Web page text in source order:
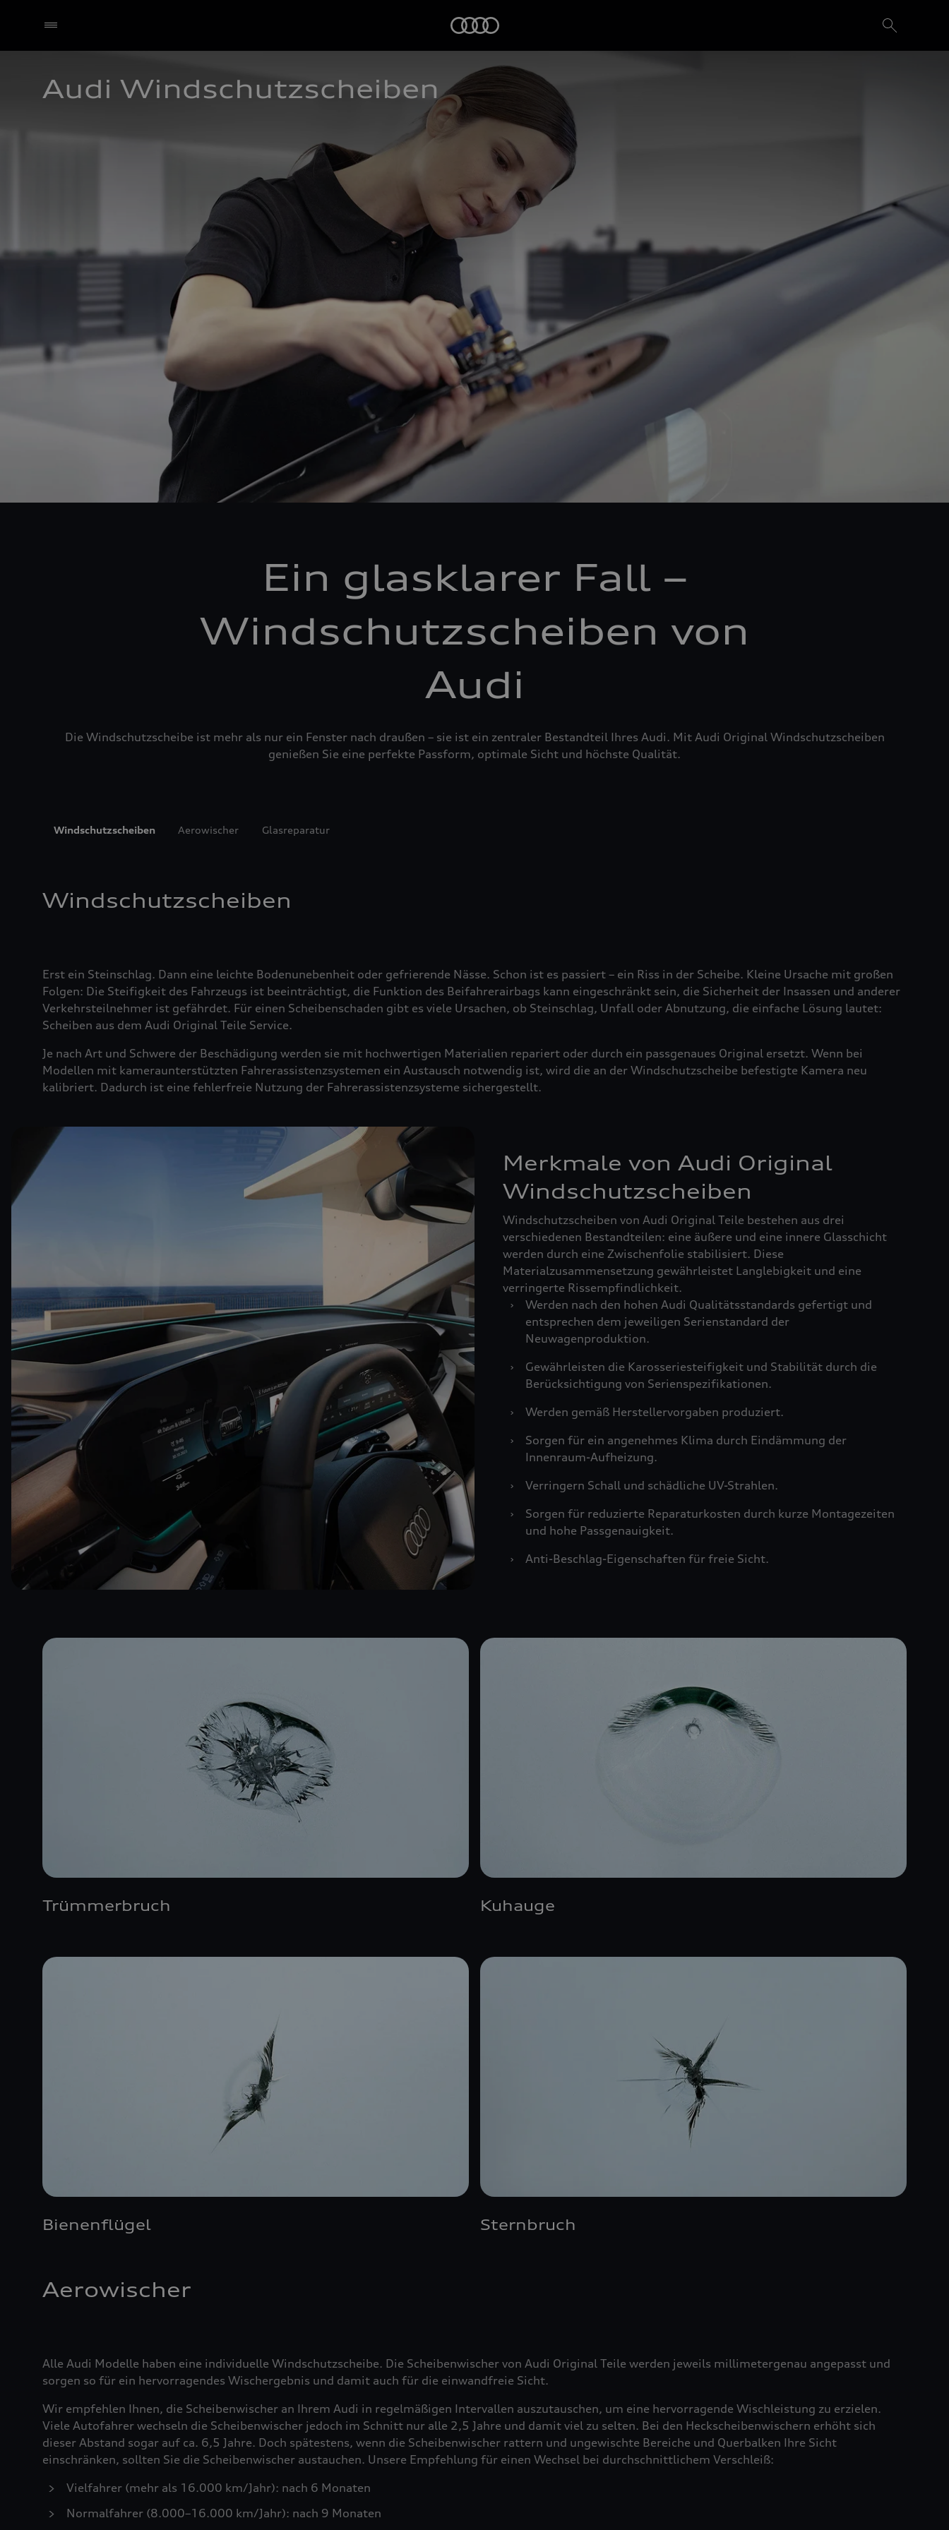
Audi Windschutzscheiben
Ein glasklarer Fall –
Windschutzscheiben von
Audi
Die Windschutzscheibe ist mehr als nur ein Fenster nach draußen – sie ist ein zentraler Bestandteil Ihres Audi. Mit Audi Original Windschutzscheiben
genießen Sie eine perfekte Passform, optimale Sicht und höchste Qualität.
Windschutzscheiben Aerowischer Glasreparatur
Windschutzscheiben
Erst ein Steinschlag. Dann eine leichte Bodenunebenheit oder gefrierende Nässe. Schon ist es passiert – ein Riss in der Scheibe. Kleine Ursache mit großen
Folgen: Die Steifigkeit des Fahrzeugs ist beeinträchtigt, die Funktion des Beifahrerairbags kann eingeschränkt sein, die Sicherheit der Insassen und anderer
Verkehrsteilnehmer ist gefährdet. Für einen Scheibenschaden gibt es viele Ursachen, ob Steinschlag, Unfall oder Abnutzung, die einfache Lösung lautet:
Scheiben aus dem Audi Original Teile Service.
Je nach Art und Schwere der Beschädigung werden sie mit hochwertigen Materialien repariert oder durch ein passgenaues Original ersetzt. Wenn bei
Modellen mit kameraunterstützten Fahrerassistenzsystemen ein Austausch notwendig ist, wird die an der Windschutzscheibe befestigte Kamera neu
kalibriert. Dadurch ist eine fehlerfreie Nutzung der Fahrerassistenzsysteme sichergestellt.
Merkmale von Audi Original
Windschutzscheiben
Windschutzscheiben von Audi Original Teile bestehen aus drei
verschiedenen Bestandteilen: eine äußere und eine innere Glasschicht
werden durch eine Zwischenfolie stabilisiert. Diese
Materialzusammensetzung gewährleistet Langlebigkeit und eine
verringerte Rissempfindlichkeit.
›
Werden nach den hohen Audi Qualitätsstandards gefertigt und
entsprechen dem jeweiligen Serienstandard der
Neuwagenproduktion.
›
Gewährleisten die Karosseriesteifigkeit und Stabilität durch die
Berücksichtigung von Serienspezifikationen.
›
Werden gemäß Herstellervorgaben produziert.
›
Sorgen für ein angenehmes Klima durch Eindämmung der
Innenraum-Aufheizung.
›
Verringern Schall und schädliche UV-Strahlen.
›
Sorgen für reduzierte Reparaturkosten durch kurze Montagezeiten
und hohe Passgenauigkeit.
›
Anti-Beschlag-Eigenschaften für freie Sicht.
Trümmerbruch Kuhauge
Bienenflügel Sternbruch
Aerowischer
Alle Audi Modelle haben eine individuelle Windschutzscheibe. Die Scheibenwischer von Audi Original Teile werden jeweils millimetergenau angepasst und
sorgen so für ein hervorragendes Wischergebnis und damit auch für die einwandfreie Sicht.
Wir empfehlen Ihnen, die Scheibenwischer an Ihrem Audi in regelmäßigen Intervallen auszutauschen, um eine hervorragende Wischleistung zu erzielen.
Viele Autofahrer wechseln die Scheibenwischer jedoch im Schnitt nur alle 2,5 Jahre und damit viel zu selten. Bei den Heckscheibenwischern erhöht sich
dieser Abstand sogar auf ca. 6,5 Jahre. Doch spätestens, wenn die Scheibenwischer rattern und ungewischte Bereiche und Querbalken Ihre Sicht
einschränken, sollten Sie die Scheibenwischer austauchen. Unsere Empfehlung für einen Wechsel bei durchschnittlichem Verschleiß:
Vielfahrer (mehr als 16.000 km/Jahr): nach 6 Monaten
Normalfahrer (8.000–16.000 km/Jahr): nach 9 Monaten